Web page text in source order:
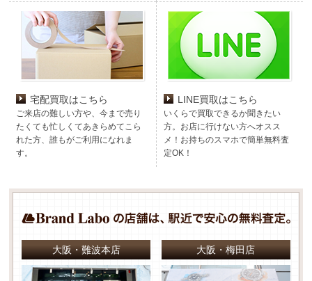
宅配買取はこちら
ご来店の難しい方や、今まで売り
たくても忙しくてあきらめてこら
れた方、誰もがご利用になれま
す。
LINE買取はこちら
いくらで買取できるか聞きたい
方。お店に行けない方へオスス
メ！お持ちのスマホで簡単無料査
定OK！
大阪・難波本店 大阪・梅田店